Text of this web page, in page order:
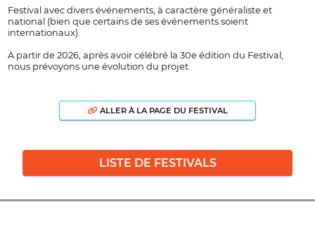
Festival avec divers événements, à caractère généraliste et
national (bien que certains de ses événements soient
internationaux).
À partir de 2026, après avoir célébré la 30e édition du Festival,
nous prévoyons une évolution du projet.
ALLER À LA PAGE DU FESTIVAL
LISTE DE FESTIVALS